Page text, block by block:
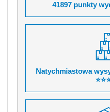
41897 punkty
Natychmiastowa